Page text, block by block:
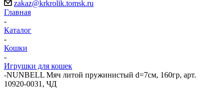
zakaz@krkrolik.tomsk.ru
Главная
-
Каталог
-
Кошки
-
Игрушки для кошек
-NUNBELL Мяч литой пружинистый d=7см, 160гр, арт.
10920-0031, ЧД